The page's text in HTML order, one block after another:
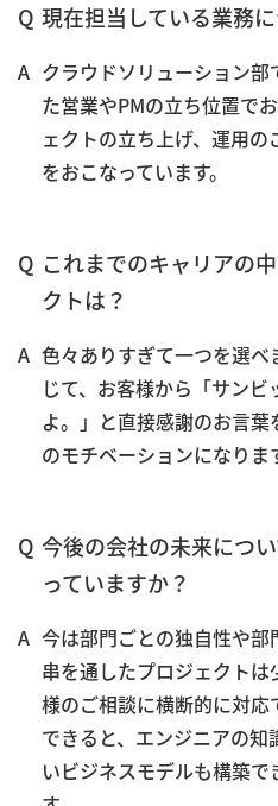
現在担当している業務
クラウドソリューション
た営業やPMの立ち位置で
ェクトの立ち上げ、運用
をおこなっています。
これまでのキャリアの
クトは？
色々ありすぎて一つを選
じて、お客様から「サン
よ。」と直接感謝のお言
のモチベーションになりま
今後の会社の未来につ
っていますか？
今は部門ごとの独自性や
串を通したプロジェクト
様のご相談に横断的に対
できると、エンジニアの
いビジネスモデルも構築